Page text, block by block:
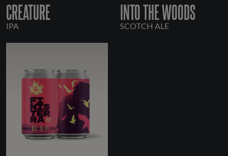
CREATURE
IPA
INTO THE WOODS
SCOTCH ALE